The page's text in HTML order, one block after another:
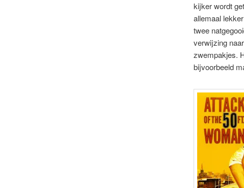
kijker wordt
allemaal
twee
verwijzing
zwempakjes.
bijvoorbeeld